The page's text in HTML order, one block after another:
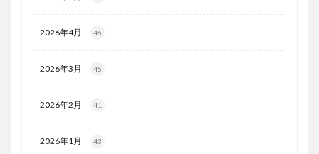
2026年4月 46
2026年3月 45
2026年2月 41
2026年1月 43